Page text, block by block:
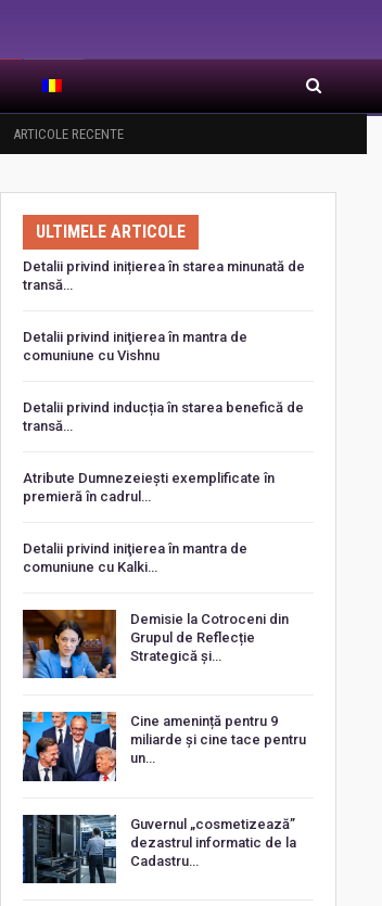
ARTICOLE RECENTE
ULTIMELE ARTICOLE
Detalii privind inițierea în starea minunată de
transă…
Detalii privind iniţierea în mantra de
comuniune cu Vishnu
Detalii privind inducția în starea benefică de
transă…
Atribute Dumnezeiești exemplificate în
premieră în cadrul…
Detalii privind iniţierea în mantra de
comuniune cu Kalki…
Demisie la Cotroceni din
Grupul de Reflecție
Strategică și…
Cine amenință pentru 9
miliarde și cine tace pentru
un…
Guvernul „cosmetizează”
dezastrul informatic de la
Cadastru…